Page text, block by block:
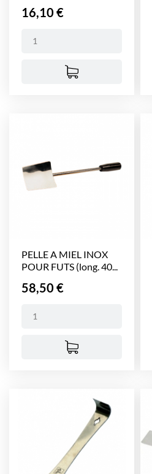
Prix
16,10 €
PELLE A MIEL INOX
POUR FUTS (long. 40...
Prix
58,50 €